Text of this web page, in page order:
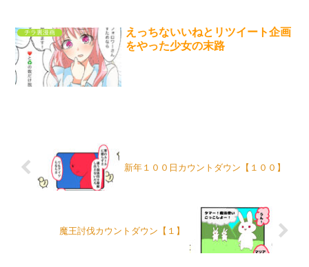
チラ裏漫画
えっちないいねとリツイート企画
をやった少女の末路
新年１００日カウントダウン【１００】
魔王討伐カウントダウン【１】